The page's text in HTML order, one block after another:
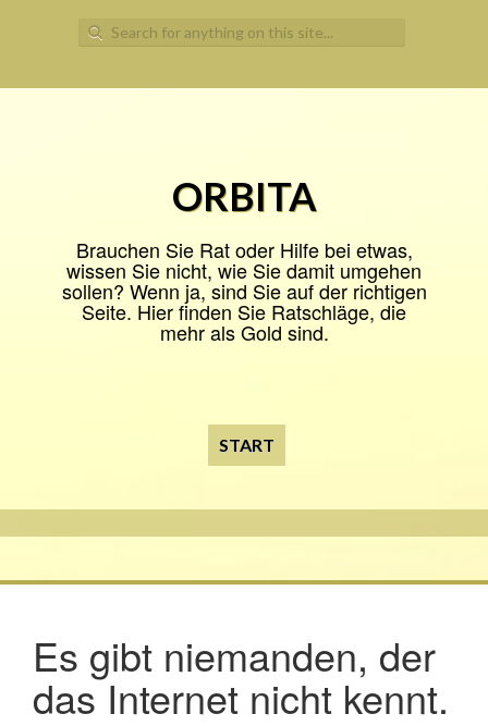
Search
for:
ORBITA
Brauchen Sie Rat oder Hilfe bei etwas,
wissen Sie nicht, wie Sie damit umgehen
sollen? Wenn ja, sind Sie auf der richtigen
Seite. Hier finden Sie Ratschläge, die
mehr als Gold sind.
START
Es gibt niemanden, der
das Internet nicht kennt.